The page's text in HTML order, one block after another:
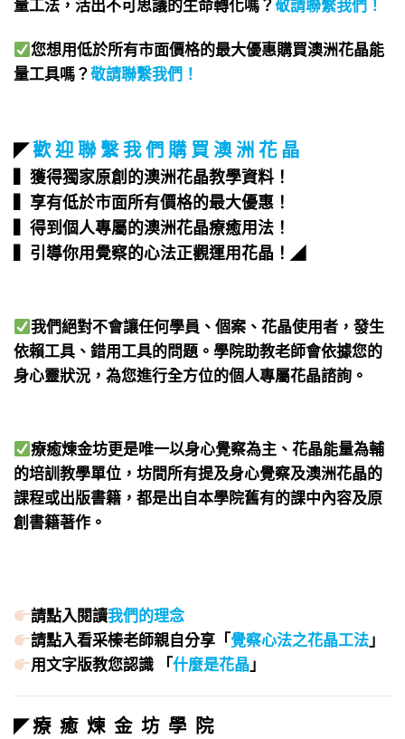
您想用低於所有市面價格的最大優惠購買澳洲花晶能
量工具嗎？敬請聯繫我們 ！
◤歡 迎 聯 繫 我 們 購 買 澳 洲 花 晶
▍獲得獨家原創的澳洲花晶教學資料！
▍享有低於市面所有價格的最大優惠！
▍得到個人專屬的澳洲花晶療癒用法！
▍引導你用覺察的心法正觀運用花晶！ ◢
我們絕對不會讓任何學員、個案、花晶使用者，發生
依賴工具、錯用工具的問題。學院助教老師會依據您的
身心靈狀況，為您進行全方位的個人專屬花晶諮詢。
療癒煉金坊更是唯一以身心覺察為主、花晶能量為輔
的培訓教學單位，坊間所有提及身心覺察及澳洲花晶的
課程或出版書籍，都是出自本學院舊有的課中內容及原
創書籍著作。
請點入閱讀我們的理念
請點入看采榛老師親自分享「覺察心法之花晶工法」
用文字版教您認識 「什麼是花晶」
◤療 癒 煉 金 坊 學 院